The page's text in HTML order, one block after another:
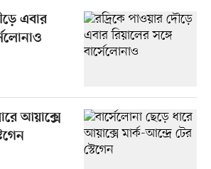
এবার
আয়াক্সে